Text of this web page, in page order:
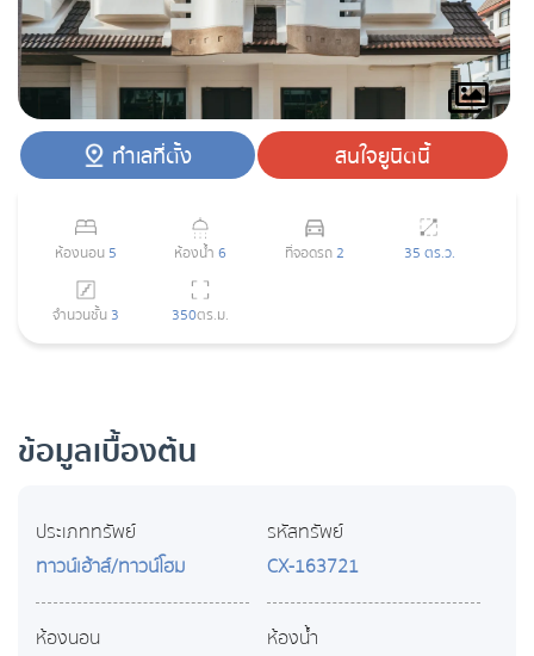
ทำเลที่ตั้ง สนใจยูนิตนี้
ห้องนอน 5 ห้องน้ำ 6 ที่จอดรถ2 35 ตร.ว.
จำนวนชั้น 3 350ตร.ม.
ข้อมูลเบื้องต้น
ประเภททรัพย์
ทาวน์เฮ้าส์/ทาวน์โฮม
ห้องนอน
รหัสทรัพย์
CX-163721
ห้องน้ำ